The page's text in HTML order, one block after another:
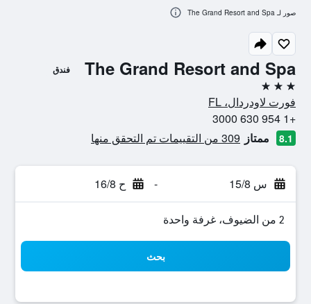
The Grand Resort and Spa فندق
3 نجوم
فورت لاودردال، FL
+1 954 630 3000
8.1 ممتاز 309 من التقييمات تم التحقق منها
س 15/8 - ح 16/8
2 من الضيوف، غرفة واحدة
بحث
صور لـ The Grand Resort and Spa